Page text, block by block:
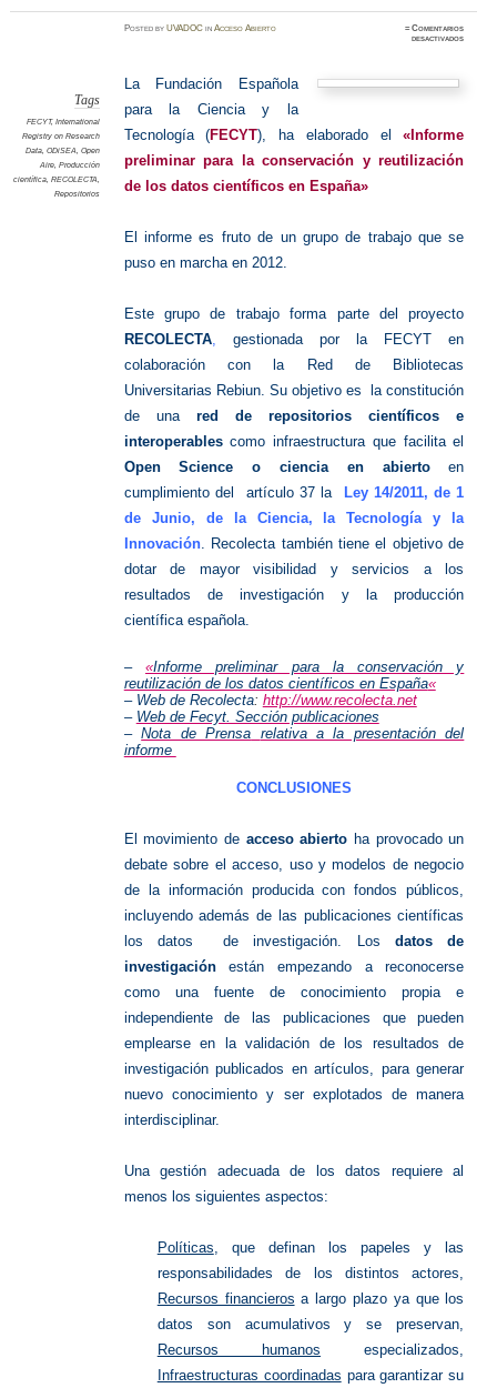
PostedbyUVADOC inAcceso Abierto ≈Comentarios
desactivadosen
Tags
FECYT, International
Registry on Research
Data, ODiSEA, Open
Aire, Producción
científica, RECOLECTA,
Repositorios
La Fundación Española
para la Ciencia y la
Tecnología (FECYT), ha elaborado el«Informe
preliminar para la conservación y reutilización
de los datos científicos en España»
El informe es fruto de un grupo de trabajo que se
puso en marcha en 2012.
Este grupo de trabajo forma parte del proyecto
RECOLECTA, gestionada por la FECYT en
colaboración con la Red de Bibliotecas
Universitarias Rebiun. Su objetivo es la constitución
de una red de repositorios científicos e
interoperablescomo infraestructura que facilita el
Open Science o ciencia en abiertoen
cumplimiento del artículo 37 la
Ley 14/2011, de 1
de Junio, de la Ciencia, la Tecnología y la
Innovación. Recolecta también tiene el objetivo de
dotar de mayor visibilidad y servicios a los
resultados de investigación y la producción
científica española.
– «Informe preliminar para la conservación y
reutilización de los datos científicos en España«
– Web de Recolecta: http://www.recolecta.net
– Web de Fecyt. Sección publicaciones
–Nota de Prensa relativa a la presentación del
informe
CONCLUSIONES
El movimiento de acceso abierto ha provocado un
debate sobre el acceso, uso y modelos de negocio
de la información producida con fondos públicos,
incluyendo además de las publicaciones científicas
los datos de investigación. Los datos de
investigaciónestán empezando a reconocerse
como una fuente de conocimiento propia e
independiente de las publicaciones que pueden
emplearse en la validación de los resultados de
investigación publicados en artículos, para generar
nuevo conocimiento y ser explotados de manera
interdisciplinar.
Una gestión adecuada de los datos requiere al
menos los siguientes aspectos:
Políticas, que definan los papeles y las
responsabilidades de los distintos actores,
Recursos financieros a largo plazo ya que los
datos son acumulativos y se preservan,
Recursos humanos especializados,
Infraestructuras coordinadas para garantizar su